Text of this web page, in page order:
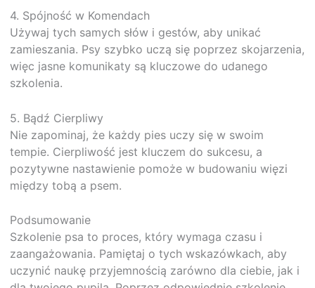
4. Spójność w Komendach
Używaj tych samych słów i gestów, aby unikać
zamieszania. Psy szybko uczą się poprzez skojarzenia,
więc jasne komunikaty są kluczowe do udanego
szkolenia.
5. Bądź Cierpliwy
Nie zapominaj, że każdy pies uczy się w swoim
tempie. Cierpliwość jest kluczem do sukcesu, a
pozytywne nastawienie pomoże w budowaniu więzi
między tobą a psem.
Podsumowanie
Szkolenie psa to proces, który wymaga czasu i
zaangażowania. Pamiętaj o tych wskazówkach, aby
uczynić naukę przyjemnością zarówno dla ciebie, jak i